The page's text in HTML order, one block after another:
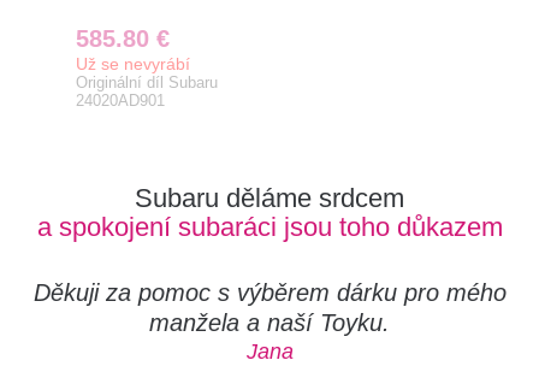
585.80 €
Už se nevyrábí
Originální díl Subaru
24020AD901
Subaru děláme srdcem
a spokojení subaráci jsou toho důkazem
Děkuji za pomoc s výběrem dárku pro mého
manžela a naší Toyku.
Jana